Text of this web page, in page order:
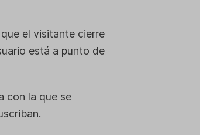
el visitante cierre
está a punto de
con la que se